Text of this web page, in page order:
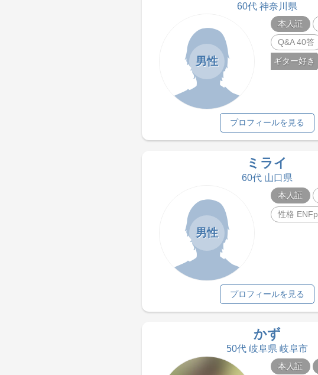
60代 神奈川県
男性
本人証
Q&A 40答
ギター好き
プロフィールを見る
ミライ
60代 山口県
男性
本人証
性格 ENFp
プロフィールを見る
かず
50代 岐阜県 岐阜市
本人証